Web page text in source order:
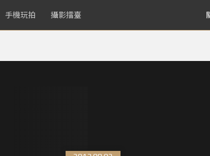
手機玩拍 攝影擂臺